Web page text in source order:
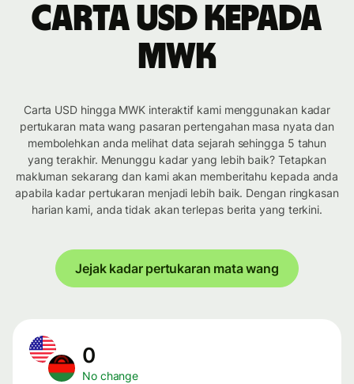
Carta USD kepada
MWK
Carta USD hingga MWK interaktif kami menggunakan kadar
pertukaran mata wang pasaran pertengahan masa nyata dan
membolehkan anda melihat data sejarah sehingga 5 tahun
yang terakhir. Menunggu kadar yang lebih baik? Tetapkan
makluman sekarang dan kami akan memberitahu kepada anda
apabila kadar pertukaran menjadi lebih baik. Dengan ringkasan
harian kami, anda tidak akan terlepas berita yang terkini.
Jejak kadar pertukaran mata wang
0
No change